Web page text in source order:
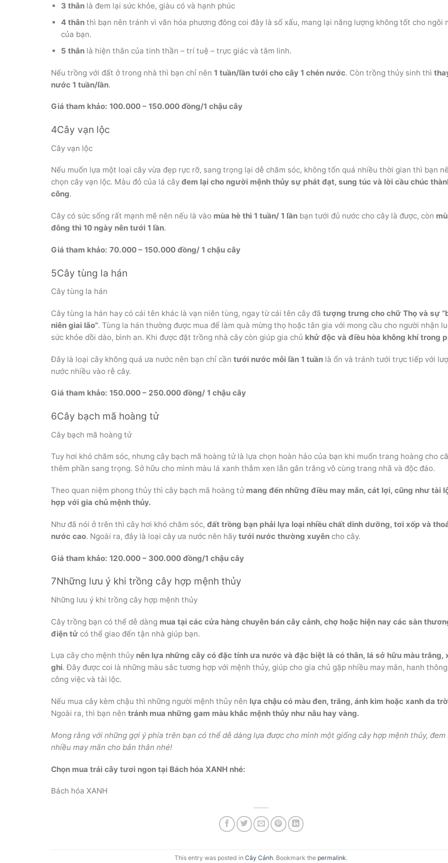
3 thânlà đem lại sức khỏe, giàu có và hạnh phúc
4 thânthì bạn nên tránh vì văn hóa phương đông coi đây là số xấu, mang lại năng lượng không tốt cho ngôi
của bạn.
5 thânlà hiện thân của tinh thần – trí tuệ – trực giác và tâm linh.
Nếu trồng với đất ở trong nhà thì bạn chỉ nên 1 tuần/lần tưới cho cây 1 chén nước. Còn trồng thủy sinh thì
nước 1 tuần/lần.
Giá tham khảo: 100.000 – 150.000 đồng/1 chậu cây
4Cây vạn lộc
Cây vạn lộc
Nếu muốn lựa một loại cây vừa đẹp rực rỡ, sang trọng lại dễ chăm sóc, không tốn quá nhiều thời gian thì bạn
chọn cây vạn lộc. Màu đỏ của lá cây đem lại cho người mệnh thủy sự phát đạt, sung túc và lời cầu chúc
công.
Cây có sức sống rất mạnh mẽ nên nếu là vào mùa hè thì 1 tuần/ 1 lần bạn tưới đủ nước cho cây là được, còn
đông thì 10 ngày nên tưới 1 lần.
Giá tham khảo: 70.000 – 150.000 đồng/ 1 chậu cây
5Cây tùng la hán
Cây tùng la hán
Cây tùng la hán hay có cái tên khác là vạn niên tùng, ngay từ cái tên cây đã tượng trưng cho chữ Thọ và sự
niên giai lão”. Tùng la hán thường được mua để làm quà mừng thọ hoặc tân gia với mong cầu cho người nhận
sức khỏe dồi dào, bình an. Khi được đặt trồng nhà cây còn giúp gia chủ khử độc và điều hòa không khí trong
Đây là loại cây không quá ưa nước nên bạn chỉ cần tưới nước mỗi lần 1 tuần là ổn và tránh tưới trực tiếp với
nước nhiều vào rễ cây.
Giá tham khảo: 150.000 – 250.000 đồng/ 1 chậu cây
6Cây bạch mã hoàng tử
Cây bạch mã hoàng tử
Tuy hơi khó chăm sóc, nhưng cây bạch mã hoàng tử là lựa chọn hoàn hảo của bạn khi muốn trang hoàng cho
thêm phần sang trọng. Sở hữu cho mình màu lá xanh thẫm xen lẫn gân trắng vô cùng trang nhã và độc đáo.
Theo quan niệm phong thủy thì cây bạch mã hoàng tử mang đến những điều may mắn, cát lợi, cũng như tài
hợp với gia chủ mệnh thủy.
Như đã nói ở trên thì cây hơi khó chăm sóc, đất trồng bạn phải lựa loại nhiều chất dinh dưỡng, tơi xốp và
nước cao. Ngoài ra, đây là loại cây ưa nước nên hãy tưới nước thường xuyên cho cây.
Giá tham khảo: 120.000 – 300.000 đồng/1 chậu cây
7Những lưu ý khi trồng cây hợp mệnh thủy
Những lưu ý khi trồng cây hợp mệnh thủy
Cây trồng bạn có thể dễ dàng mua tại các cửa hàng chuyên bán cây cảnh, chợ hoặc hiện nay các sàn
điện tử có thể giao đến tận nhà giúp bạn.
Lựa cây cho mệnh thủy nên lựa những cây có đặc tính ưa nước và đặc biệt là có thân, lá sở hữu màu trắng,
ghi. Đây được coi là những màu sắc tương hợp với mệnh thủy, giúp cho gia chủ gặp nhiều may mắn, hanh
công việc và tài lộc.
Nếu mua cây kèm chậu thì những người mệnh thủy nên lựa chậu có màu đen, trắng, ánh kim hoặc xanh da
Ngoài ra, thì bạn nên tránh mua những gam màu khắc mệnh thủy như nâu hay vàng.
Mong rằng với những gợi ý phía trên bạn có thể dễ dàng lựa được cho mình một giống cây hợp mệnh thủy, đem
nhiều may mắn cho bản thân nhé!
Chọn mua trái cây tươi ngon tại Bách hóa XANH nhé:
Bách hóa XANH
This entry was posted in Cây Cảnh. Bookmark the permalink.